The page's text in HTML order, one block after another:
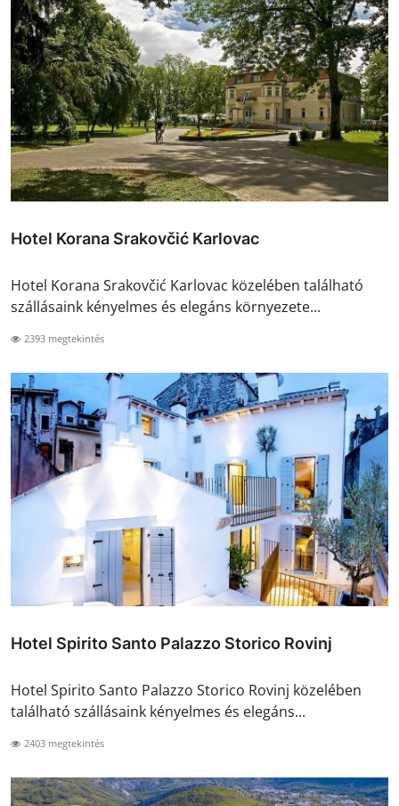
Hotel Korana Srakovčić Karlovac
Hotel Korana Srakovčić Karlovac közelében található
szállásaink kényelmes és elegáns környezete...
2393 megtekintés
Hotel Spirito Santo Palazzo Storico Rovinj
Hotel Spirito Santo Palazzo Storico Rovinj közelében
található szállásaink kényelmes és elegáns...
2403 megtekintés